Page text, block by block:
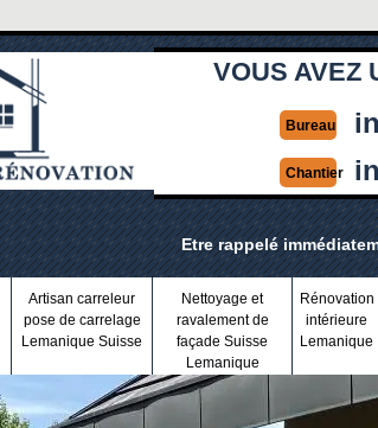
VOUS AVEZ
Bureau
Chantier
Etre rappelé
Artisan carreleur
pose de carrelage
Lemanique Suisse
Nettoyage et
ravalement de
façade Suisse
Lemanique
Rénovation
intérieure
Lemanique